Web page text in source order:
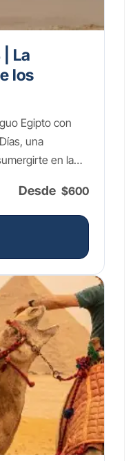
La
los
Egipto con
una
en la
las
Guiza y la
con los
en el Gran
la
del mundo. Este
para
del país de
pero con la
Cada día de
de años atrás,
faraones a
y obras
también la
Desde $600